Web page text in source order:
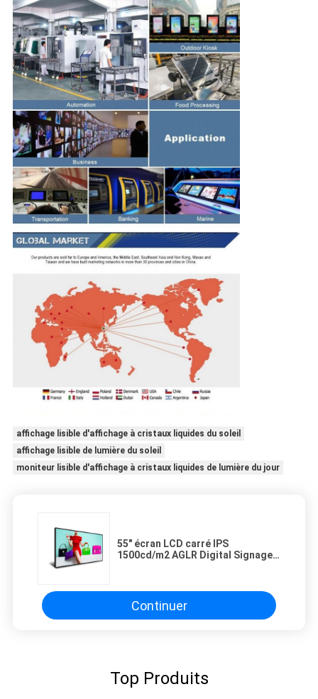
affichage lisible d'affichage à cristaux liquides du soleil
affichage lisible de lumière du soleil
moniteur lisible d'affichage à cristaux liquides de lumière du jour
55" écran LCD carré IPS
1500cd/m2 AGLR Digital Signage
Continuer
Top Produits